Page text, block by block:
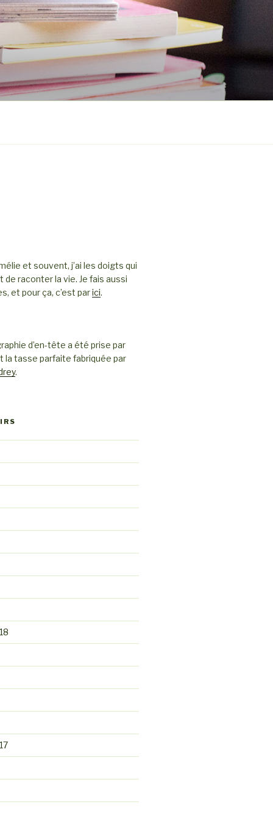
et souvent, j’ai les doigts qui
de raconter la vie. Je fais aussi
et pour ça, c’est parici.
d’en-tête a été prise par
la tasse parfaite fabriquée par
.